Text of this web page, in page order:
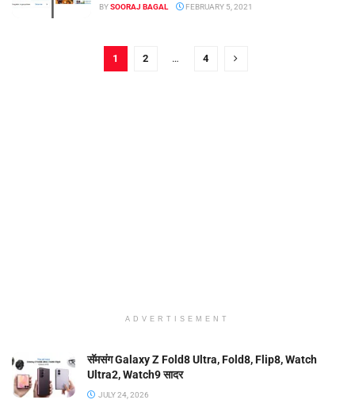
BYSOORAJ BAGAL FEBRUARY 5, 2021
1 2 … 4
ADVERTISEMENT
सॅमसंग Galaxy Z Fold8 Ultra, Fold8, Flip8, Watch
Ultra2, Watch9 सादर
JULY 24, 2026